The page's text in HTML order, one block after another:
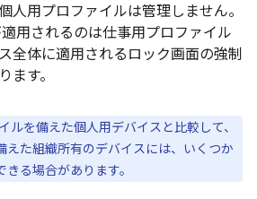
人用プロファイルは管理しません。
用されるのは仕事用プロファイル
全体に適用されるロック画面の強制
ます。
ルを備えた個人用デバイスと比較して、
えた組織所有のデバイスには、いくつか
る場合があります。